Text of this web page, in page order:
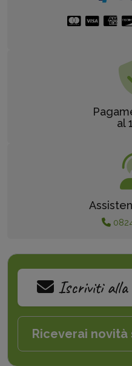
al
Iscriviti alla
Riceverai